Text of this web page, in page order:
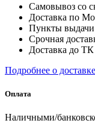
Самовывоз со
Доставка по
Пункты выдачи
Срочная
Доставка до ТК
Подробнее о доставке
Оплата
Наличными/